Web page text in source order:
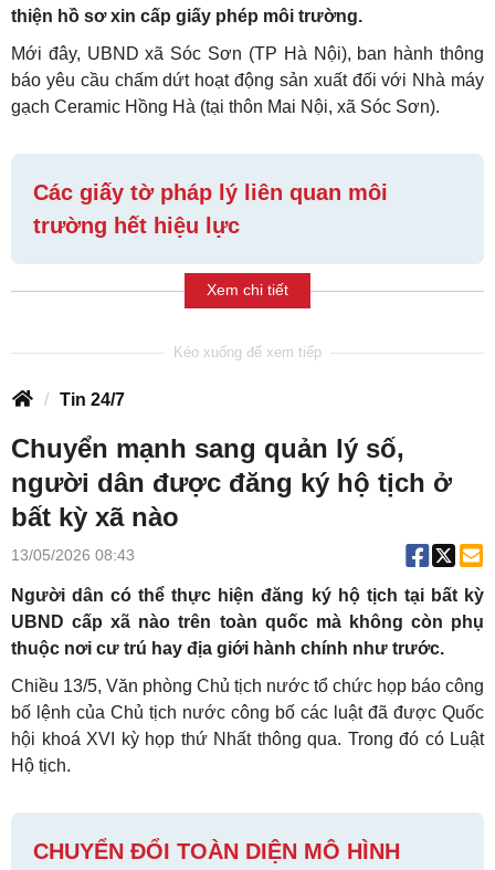
thiện hồ sơ xin cấp giấy phép môi trường.
Mới đây, UBND xã Sóc Sơn (TP Hà Nội), ban hành thông
báo yêu cầu chấm dứt hoạt động sản xuất đối với Nhà máy
gạch Ceramic Hồng Hà (tại thôn Mai Nội, xã Sóc Sơn).
Các giấy tờ pháp lý liên quan môi
trường hết hiệu lực
Xem chi tiết
Tin 24/7
Chuyển mạnh sang quản lý số,
người dân được đăng ký hộ tịch ở
bất kỳ xã nào
13/05/2026 08:43
Người dân có thể thực hiện đăng ký hộ tịch tại bất kỳ
UBND cấp xã nào trên toàn quốc mà không còn phụ
thuộc nơi cư trú hay địa giới hành chính như trước.
Chiều 13/5, Văn phòng Chủ tịch nước tổ chức họp báo công
bố lệnh của Chủ tịch nước công bố các luật đã được Quốc
hội khoá XVI kỳ họp thứ Nhất thông qua. Trong đó có Luật
Hộ tịch.
CHUYỂN ĐỔI TOÀN DIỆN MÔ HÌNH